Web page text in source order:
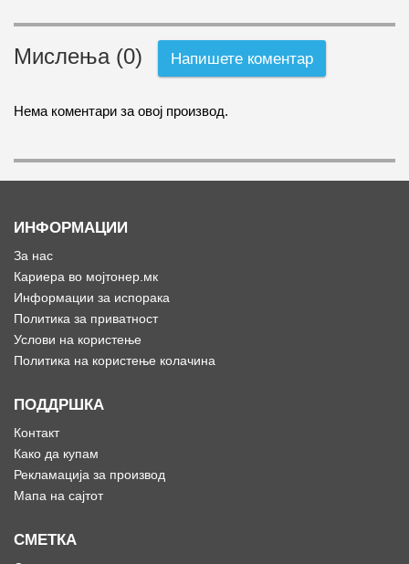
Мислења (0) Напишете коментар
Нема коментари за овој производ.
ИНФОРМАЦИИ
За нас
Кариера во мојтонер.мк
Информации за испорака
Политика за приватност
Услови на користење
Политика на користење колачина
ПОДДРШКА
Контакт
Како да купам
Рекламација за производ
Мапа на сајтот
СМЕТКА